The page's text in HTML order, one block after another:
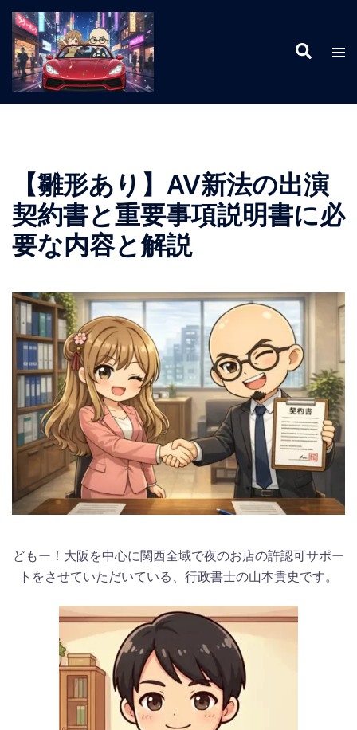
検
索
ト
【雛形あり】AV新法の出演
契約書と重要事項説明書に必
要な内容と解説
どもー！大阪を中心に関西全域で夜のお店の許認可サポー
トをさせていただいている、行政書士の山本貴史です。